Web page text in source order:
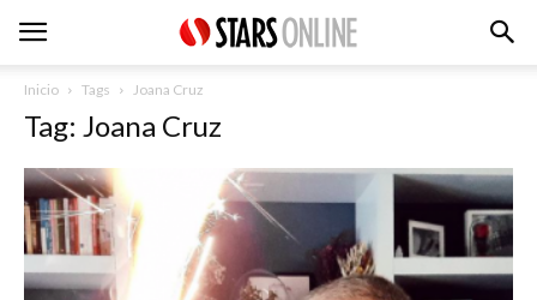
Inicio Tags Joana Cruz
Tag: Joana Cruz